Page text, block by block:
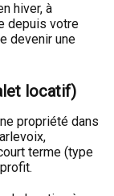
hiver, à
depuis votre
devenir une
locatif)
propriété dans
terme (type